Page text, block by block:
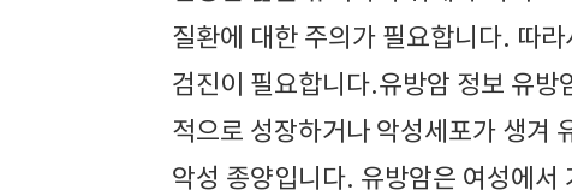
질환에 대한 주의가 필요합니다. 따
검진이 필요합니다.유방암 정보 유
적으로 성장하거나 악성세포가 생겨
악성 종양입니다. 유방암은 여성에